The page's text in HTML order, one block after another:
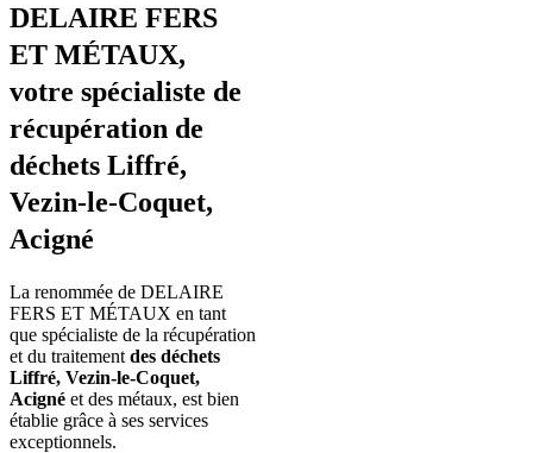
DELAIRE FERS
ET MÉTAUX,
votre spécialiste de
récupération de
déchets Liffré,
Vezin-le-Coquet,
Acigné
La renommée de DELAIRE
FERS ET MÉTAUX en tant
que spécialiste de la récupération
et du traitement des déchets
Liffré, Vezin-le-Coquet,
Acigné et des métaux, est bien
établie grâce à ses services
exceptionnels.